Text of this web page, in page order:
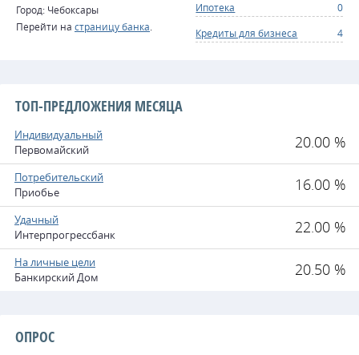
Город: Чебоксары
Перейти на страницу банка
Ипотека
0
Кредиты для бизнеса
4
ТОП-ПРЕДЛОЖЕНИЯ МЕСЯЦА
Индивидуальный
Первомайский
20.00 %
Потребительский
Приобье
16.00 %
Удачный
Интерпрогрессбанк
22.00 %
На личные цели
Банкирский Дом
20.50 %
ОПРОС